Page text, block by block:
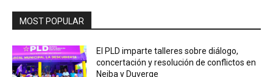
MOST POPULAR
El PLD imparte talleres sobre diálogo,
concertación y resolución de conflictos en
Neiba y Duverge